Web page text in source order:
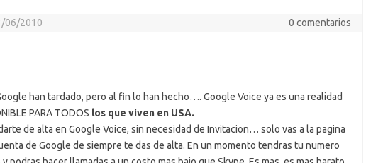
06/2010 0 comentarios
han tardado, pero al fin lo han hecho…. Google Voice ya es una realidad
PARA TODOS los que viven en USA.
de alta en Google Voice, sin necesidad de Invitacion… solo vas a la pagina
de Google de siempre te das de alta. En un momento tendras tu numero